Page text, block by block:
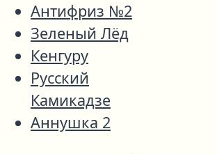
Антифриз №2
Зеленый Лёд
Кенгуру
Русский
Камикадзе
Аннушка 2